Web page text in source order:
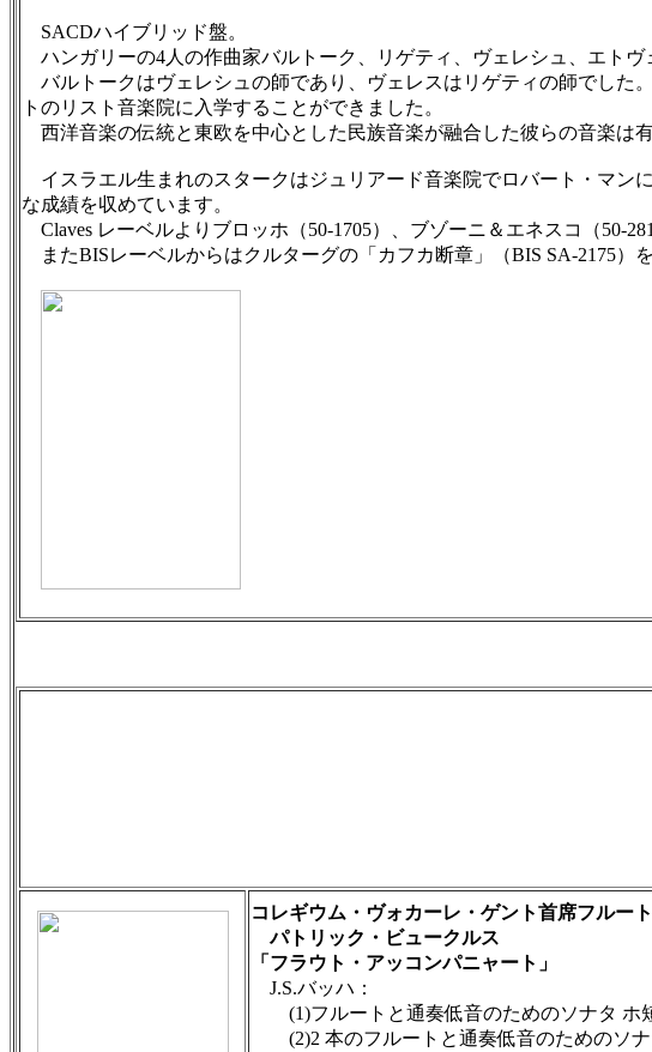
SACDハイブリッド盤。
ハンガリーの4人の作曲家バルトーク、リゲティ、ヴェレシュ、エト
バルトークはヴェレシュの師であり、ヴェレスはリゲティの師でした
トのリスト音楽院に入学することができました。
西洋音楽の伝統と東欧を中心とした民族音楽が融合した彼らの音楽は
イスラエル生まれのスタークはジュリアード音楽院でロバート・マン
な成績を収めています。
Claves レーベルよりブロッホ（50-1705）、ブゾーニ＆エネスコ（50-
またBISレーベルからはクルターグの「カフカ断章」（BIS SA-2175）
コレギウム・ヴォカーレ・ゲント首席フルー
パトリック・ビュークルス
「フラウト・アッコンパニャート」
J.S.バッハ：
(1)フルートと通奏低音のためのソナタ ホ
(2)2 本のフルートと通奏低音のためのソナ